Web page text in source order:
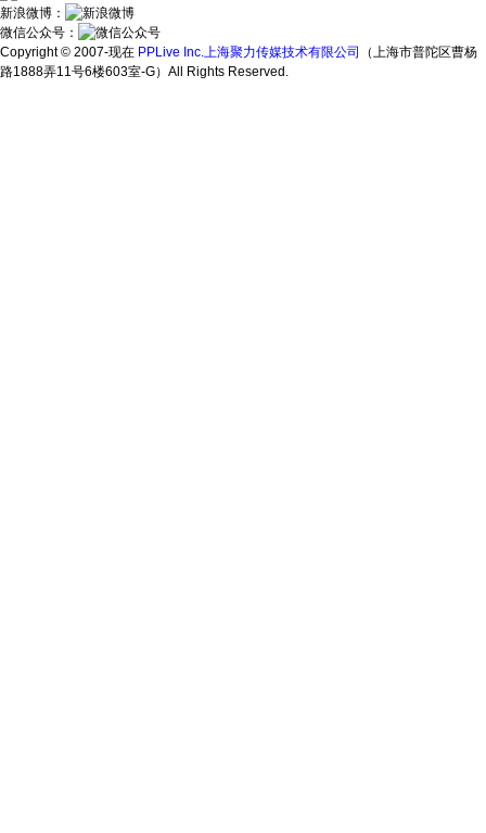
新浪微博：
微信公众号：
Copyright © 2007-现在 PPLive Inc.上海聚力传媒技术有限公司
（上海市普陀区曹杨
路1888弄11号6楼603室-G）All Rights Reserved.